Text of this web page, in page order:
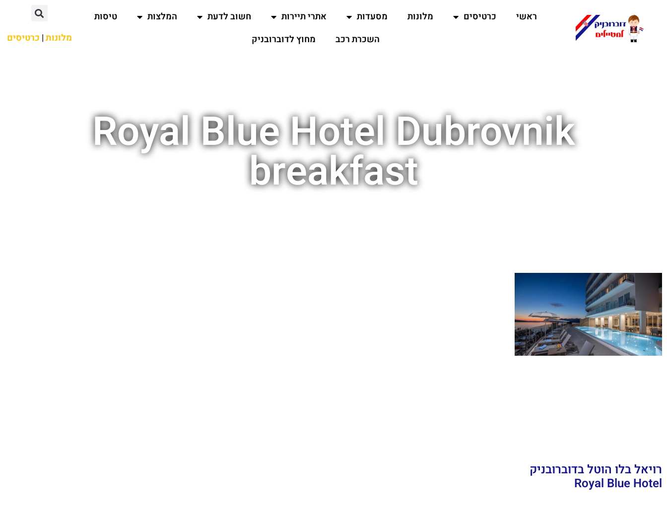
ראשי כרטיסים מלונות מסעדות אתרי תיירות חשוב לדעת המלצות
טיסות
השכרת רכב
מחוץ לדוברובניק מלונות| כרטיסים
Royal Blue Hotel Dubrovnik
breakfast
רויאל בלו הוטל בדוברובניק
Royal Blue Hotel